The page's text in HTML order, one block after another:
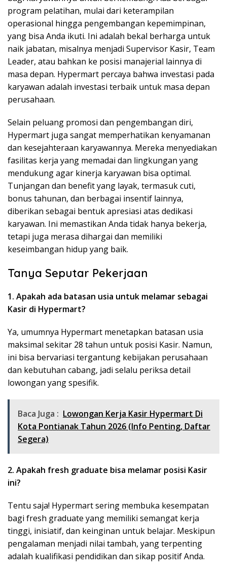
program pelatihan, mulai dari keterampilan
operasional hingga pengembangan kepemimpinan,
yang bisa Anda ikuti. Ini adalah bekal berharga untuk
naik jabatan, misalnya menjadi Supervisor Kasir, Team
Leader, atau bahkan ke posisi manajerial lainnya di
masa depan. Hypermart percaya bahwa investasi pada
karyawan adalah investasi terbaik untuk masa depan
perusahaan.
Selain peluang promosi dan pengembangan diri,
Hypermart juga sangat memperhatikan kenyamanan
dan kesejahteraan karyawannya. Mereka menyediakan
fasilitas kerja yang memadai dan lingkungan yang
mendukung agar kinerja karyawan bisa optimal.
Tunjangan dan benefit yang layak, termasuk cuti,
bonus tahunan, dan berbagai insentif lainnya,
diberikan sebagai bentuk apresiasi atas dedikasi
karyawan. Ini memastikan Anda tidak hanya bekerja,
tetapi juga merasa dihargai dan memiliki
keseimbangan hidup yang baik.
Tanya Seputar Pekerjaan
1. Apakah ada batasan usia untuk melamar sebagai
Kasir di Hypermart?
Ya, umumnya Hypermart menetapkan batasan usia
maksimal sekitar 28 tahun untuk posisi Kasir. Namun,
ini bisa bervariasi tergantung kebijakan perusahaan
dan kebutuhan cabang, jadi selalu periksa detail
lowongan yang spesifik.
Baca Juga : Lowongan Kerja Kasir Hypermart Di
Kota Pontianak Tahun 2026 (Info Penting, Daftar
Segera)
2. Apakah fresh graduate bisa melamar posisi Kasir
ini?
Tentu saja! Hypermart sering membuka kesempatan
bagi fresh graduate yang memiliki semangat kerja
tinggi, inisiatif, dan keinginan untuk belajar. Meskipun
pengalaman menjadi nilai tambah, yang terpenting
adalah kualifikasi pendidikan dan sikap positif Anda.